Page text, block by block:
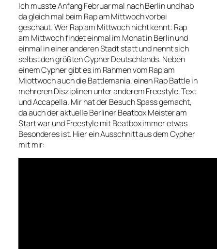
Ich musste Anfang Februar mal nach Berlin und hab
da gleich mal beim Rap am Mittwoch vorbei
geschaut. Wer Rap am Mittwoch nicht kennt: Rap
am Mittwoch findet einmal im Monat in Berlin und
einmal in einer anderen Stadt statt und nennt sich
selbst den größten Cypher Deutschlands. Neben
einem Cypher gibt es im Rahmen vom Rap am
Miottwoch auch die Battlemania, einen Rap Battle in
mehreren Disziplinen unter anderem Freestyle, Text
und Accapella. Mir hat der Besuch Spass gemacht,
da auch der aktuelle Berliner Beatbox Meister am
Start war und Freestyle mit Beatbox immer etwas
Besonderes ist. Hier ein Ausschnitt aus dem Cypher
mit mir: